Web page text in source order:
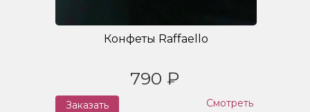
Конфеты Raffaello
790 ₽
Заказать Смотреть